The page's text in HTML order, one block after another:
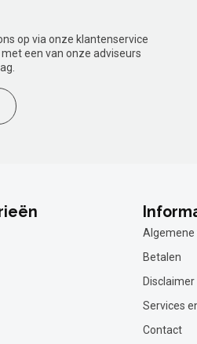
op via onze klantenservice
een van onze adviseurs
Algemene
Betalen
Disclaimer
Services
Contact